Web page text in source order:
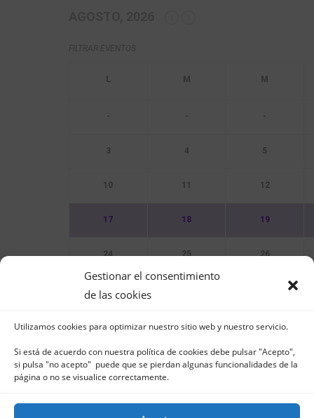
Gestionar el consentimiento
de las cookies
Utilizamos cookies para optimizar nuestro sitio web y nuestro servicio.
Si está de acuerdo con nuestra política de cookies debe pulsar "Acepto",
si pulsa "no acepto" puede que se pierdan algunas funcionalidades de la
página o no se visualice correctamente.
- - -
3 4 5
10 11 12
17 18 19
24 25 26
Sin Eventos